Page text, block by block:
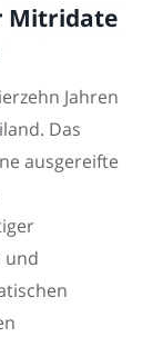
Mitridate
Jahren
Das
ausgereifte
und